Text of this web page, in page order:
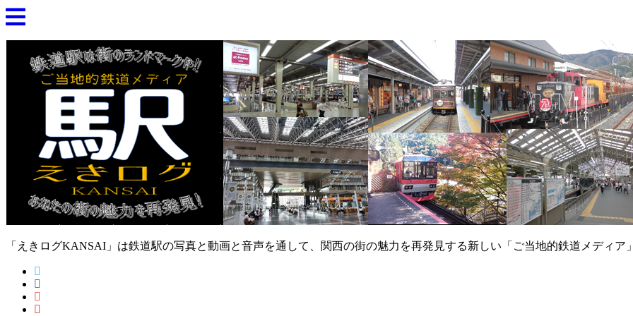
「えきログKANSAI」は鉄道駅の写真と動画と音声を通して、関西の街の魅力を再発見する新しい「ご当地的鉄道メディア